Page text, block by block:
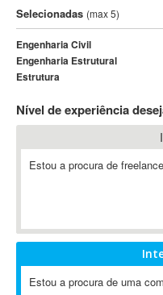
3DS Max
3GSM
4D Dimension
802.11
A-GPS
ABBYY FineReader
AbleCommerce
Selecionadas (max 5)
Engenharia Civil
Engenharia Estrutural
Estrutura
Nível de experiência
Estou a procura de
Estou a procura de uma